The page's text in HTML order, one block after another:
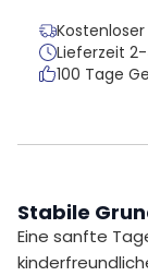
Lieferzeit
100 Tage
Stabile
Eine sanfte